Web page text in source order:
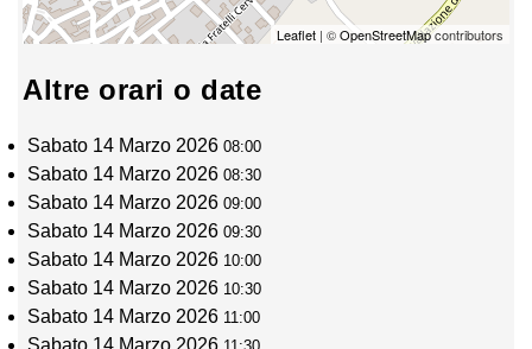
Leaflet| ©OpenStreetMapcontributors
Altre orari o date
Sabato 14 Marzo 202608:00
Sabato 14 Marzo 202608:30
Sabato 14 Marzo 202609:00
Sabato 14 Marzo 202609:30
Sabato 14 Marzo 2026 10:00
Sabato 14 Marzo 2026 10:30
Sabato 14 Marzo 2026 11:00
Sabato 14 Marzo 2026